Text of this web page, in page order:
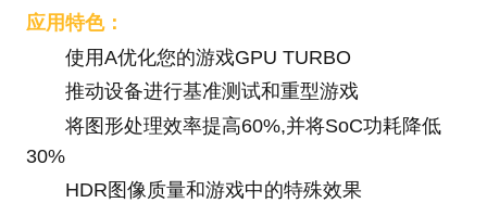
应用特色：
使用A优化您的游戏GPU TURBO
推动设备进行基准测试和重型游戏
将图形处理效率提高60%,并将SoC功耗降低
30%
HDR图像质量和游戏中的特殊效果